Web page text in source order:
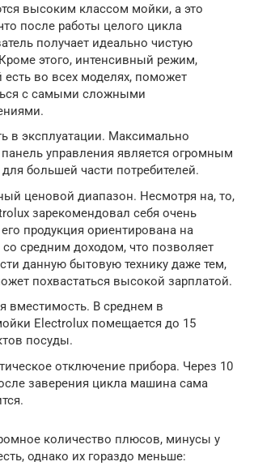
высоким классом мойки, а это
после работы целого цикла
получает идеально чистую
этого, интенсивный режим,
есть во всех моделях, поможет
с самыми сложными
в эксплуатации. Максимально
панель управления является огромным
большей части потребителей.
ценовой диапазон. Несмотря на, то,
зарекомендовал себя очень
продукция ориентирована на
со средним доходом, что позволяет
данную бытовую технику даже тем,
похвастаться высокой зарплатой.
вместимость. В среднем в
Electrolux помещается до 15
посуды.
отключение прибора. Через 10
заверения цикла машина сама
количество плюсов, минусы у
однако их гораздо меньше: